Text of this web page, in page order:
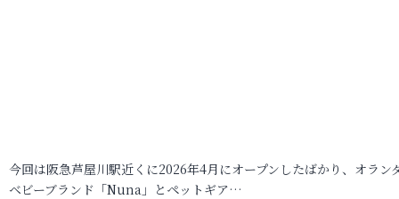
今回は阪急芦屋川駅近くに2026年4月にオープンしたばかり、オラン
ベビーブランド「Nuna」とペットギア…